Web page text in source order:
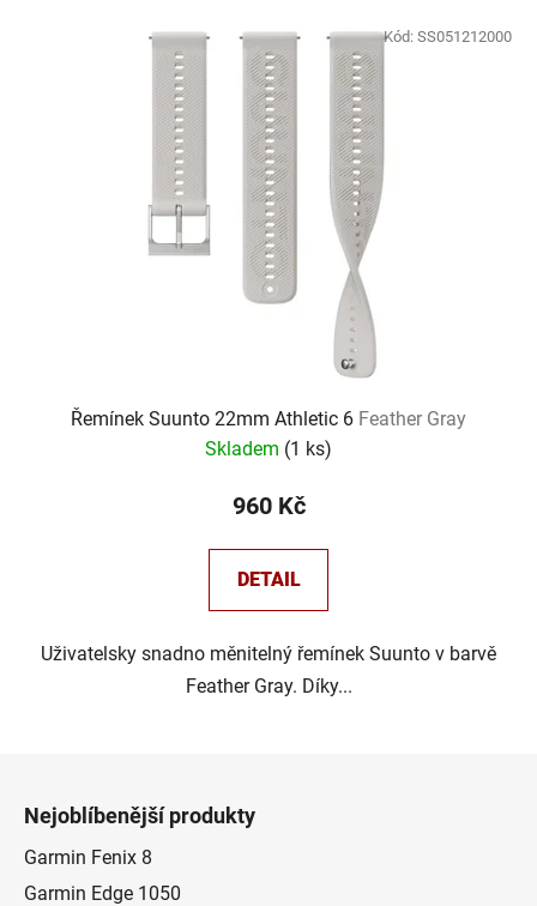
Řemínek Suunto 22mm Athletic 6 Feather Gray
Skladem (1 ks)
960 Kč
DETAIL
Uživatelsky snadno měnitelný řemínek Suunto v barvě
Feather Gray. Díky...
Kód: SS051212000
Nejoblíbenější produkty
Garmin Fenix 8
Garmin Edge 1050